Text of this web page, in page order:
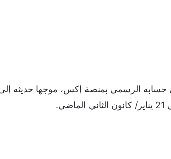
الرسمي بمنصة إكس، موجها حديثه